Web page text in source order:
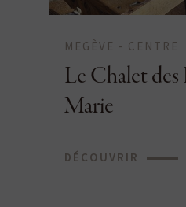
MEGÈVE - CENTRE
Le Chalet des
Marie
DÉCOUVRIR